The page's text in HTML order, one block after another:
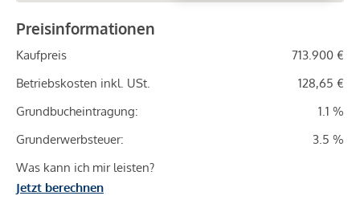
Preisinformationen
Kaufpreis
713.900 €
Betriebskosten inkl. USt.
128,65 €
Grundbucheintragung:
1.1 %
Grunderwerbsteuer:
3.5 %
Was kann ich mir leisten?
Jetzt berechnen